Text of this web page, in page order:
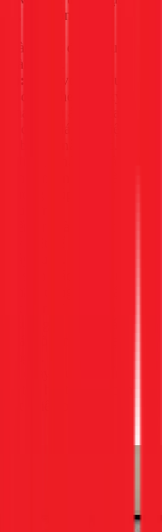
tiếng ồn và các
toàn tuyệt đối là ưu
làm việc.
Tháo vỏ máy, lưới
dụng che chắn kỹ
máy bơm áp lực cao
các kẽ lá tản nhiệt
bẩn và nấm mốc.
Unit):
dàn tản nhiệt và
trọng giúp máy giải
hơn.
lý triệt để nguyên
nước.
thận, đúng kỹ thuật.
suất gas. Nếu phát
báo rõ ràng cho bạn
ý.
thứ hoạt động hoàn
phiếu bảo hành